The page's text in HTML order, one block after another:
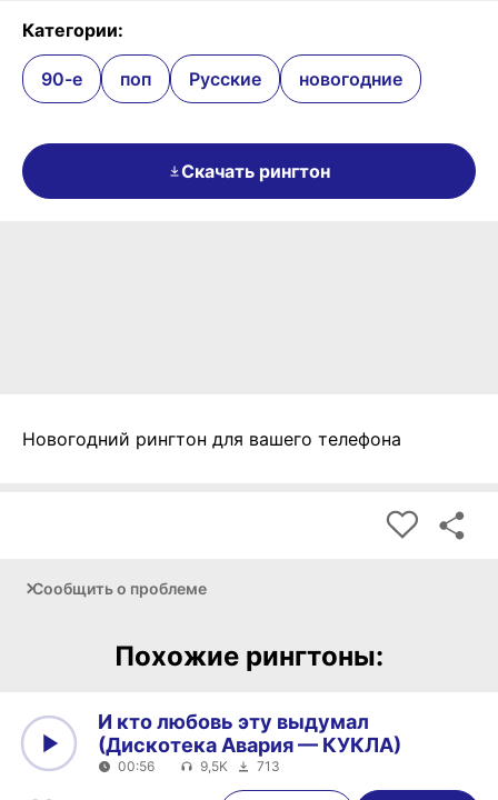
Категории:
90-е поп Русские новогодние
Скачать рингтон
Новогодний рингтон для вашего телефона
Сообщить о проблеме
Похожие рингтоны:
00:56
И кто любовь эту выдумал
(Дискотека Авария — КУКЛА)
00:56 9,5K 713